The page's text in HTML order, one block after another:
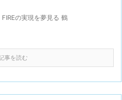
の実現を夢見る 鶴
事を読む